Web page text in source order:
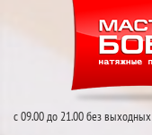
с 09.00 до 21.00 без выходных